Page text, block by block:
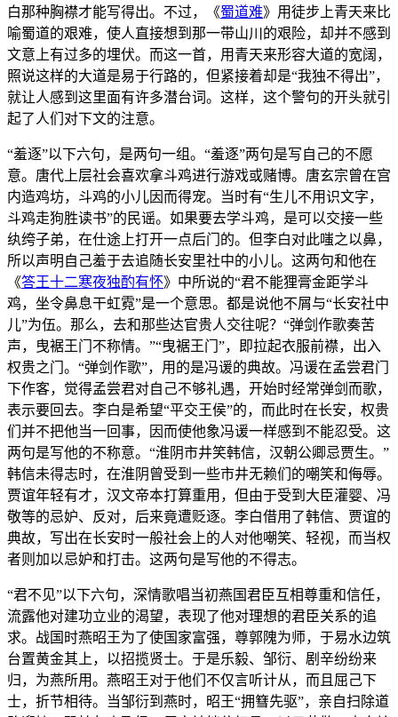
白那种胸襟才能写得出。不过，《蜀道难》用徒步上青天来比
喻蜀道的艰难，使人直接想到那一带山川的艰险，却并不感到
文意上有过多的埋伏。而这一首，用青天来形容大道的宽阔，
照说这样的大道是易于行路的，但紧接着却是“我独不得出”，
就让人感到这里面有许多潜台词。这样，这个警句的开头就引
起了人们对下文的注意。
“羞逐”以下六句，是两句一组。“羞逐”两句是写自己的不愿
意。唐代上层社会喜欢拿斗鸡进行游戏或赌博。唐玄宗曾在宫
内造鸡坊，斗鸡的小儿因而得宠。当时有“生儿不用识文字，
斗鸡走狗胜读书”的民谣。如果要去学斗鸡，是可以交接一些
纨绔子弟，在仕途上打开一点后门的。但李白对此嗤之以鼻，
所以声明自己羞于去追随长安里社中的小儿。这两句和他在
《答王十二寒夜独酌有怀》中所说的“君不能狸膏金距学斗
鸡，坐令鼻息干虹霓”是一个意思。都是说他不屑与“长安社中
儿”为伍。那么，去和那些达官贵人交往呢？“弹剑作歌奏苦
声，曳裾王门不称情。”“曳裾王门”，即拉起衣服前襟，出入
权贵之门。“弹剑作歌”，用的是冯谖的典故。冯谖在孟尝君门
下作客，觉得孟尝君对自己不够礼遇，开始时经常弹剑而歌，
表示要回去。李白是希望“平交王侯”的，而此时在长安，权贵
们并不把他当一回事，因而使他象冯谖一样感到不能忍受。这
两句是写他的不称意。“淮阴市井笑韩信，汉朝公卿忌贾生。”
韩信未得志时，在淮阴曾受到一些市井无赖们的嘲笑和侮辱。
贾谊年轻有才，汉文帝本打算重用，但由于受到大臣灌婴、冯
敬等的忌妒、反对，后来竟遭贬逐。李白借用了韩信、贾谊的
典故，写出在长安时一般社会上的人对他嘲笑、轻视，而当权
者则加以忌妒和打击。这两句是写他的不得志。
“君不见”以下六句，深情歌唱当初燕国君臣互相尊重和信任，
流露他对建功立业的渴望，表现了他对理想的君臣关系的追
求。战国时燕昭王为了使国家富强，尊郭隗为师，于易水边筑
台置黄金其上，以招揽贤士。于是乐毅、邹衍、剧辛纷纷来
归，为燕所用。燕昭王对于他们不仅言听计从，而且屈己下
士，折节相待。当邹衍到燕时，昭王“拥篲先驱”，亲自扫除道